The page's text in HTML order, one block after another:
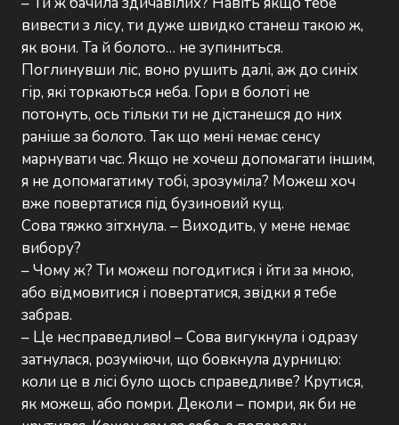
вивести з лісу, ти дуже швидко станеш такою ж,
як вони. Та й болото… не зупиниться.
Поглинувши ліс, воно рушить далі, аж до синіх
гір, які торкаються неба. Гори в болоті не
потонуть, ось тільки ти не дістанешся до них
раніше за болото. Так що мені немає сенсу
марнувати час. Якщо не хочеш допомагати іншим,
я не допомагатиму тобі, зрозуміла? Можеш хоч
вже повертатися під бузиновий кущ.
Сова тяжко зітхнула. – Виходить, у мене немає
вибору?
– Чому ж? Ти можеш погодитися і йти за мною,
або відмовитися і повертатися, звідки я тебе
забрав.
– Це несправедливо! – Сова вигукнула і одразу
затнулася, розуміючи, що бовкнула дурницю:
коли це в лісі було щось справедливе? Крутися,
як можеш, або помри. Деколи – помри, як би не